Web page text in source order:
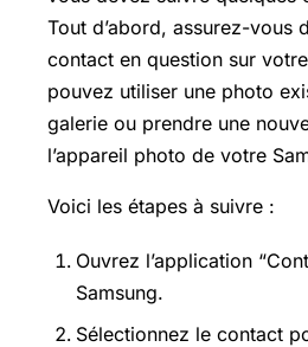
Tout d’abord, assurez-vous
contact en question sur
pouvez utiliser une photo
galerie ou prendre une
l’appareil photo de votre
Voici les étapes à suivre :
Ouvrez l’application
Samsung.
Sélectionnez le contact